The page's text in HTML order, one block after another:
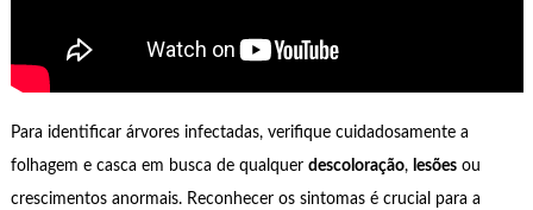
Para identificar árvores infectadas, verifique cuidadosamente a
folhagem e casca em busca de qualquer descoloração, lesõesou
crescimentos anormais. Reconhecer os sintomas é crucial para a